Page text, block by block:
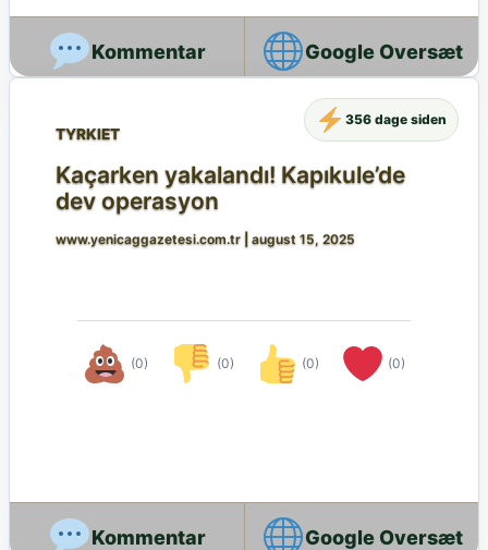
Google Oversæt
TYRKIET
Kaçarken yakalandı! Kapıkule’de
dev operasyon
www.yenicaggazetesi.com.tr august 15, 2025
(0) (0) (0) (0)
356 dage siden
Google Oversæt